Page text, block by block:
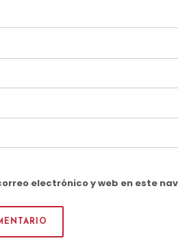
electrónico y web en este